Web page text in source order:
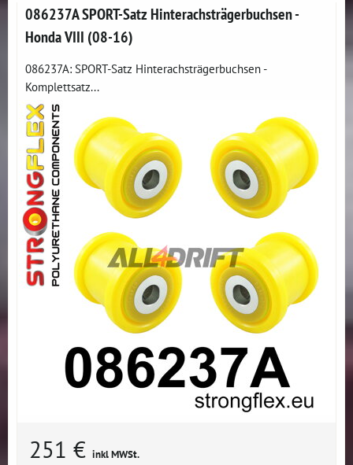
086237A SPORT-Satz Hinterachsträgerbuchsen -
Honda VIII (08-16)
086237A: SPORT-Satz Hinterachsträgerbuchsen -
Komplettsatz...
251 € inkl MWSt.